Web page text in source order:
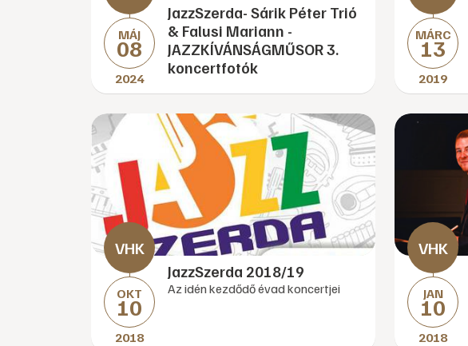
MÁJ
08
2024
JazzSzerda- Sárik Péter Trió
& Falusi Mariann -
JAZZKÍVÁNSÁGMŰSOR 3.
koncertfotók
MÁRC
13
2019
OKT
10
2018
JazzSzerda 2018/19
Az idén kezdődő évad koncertjei JAN
10
2018